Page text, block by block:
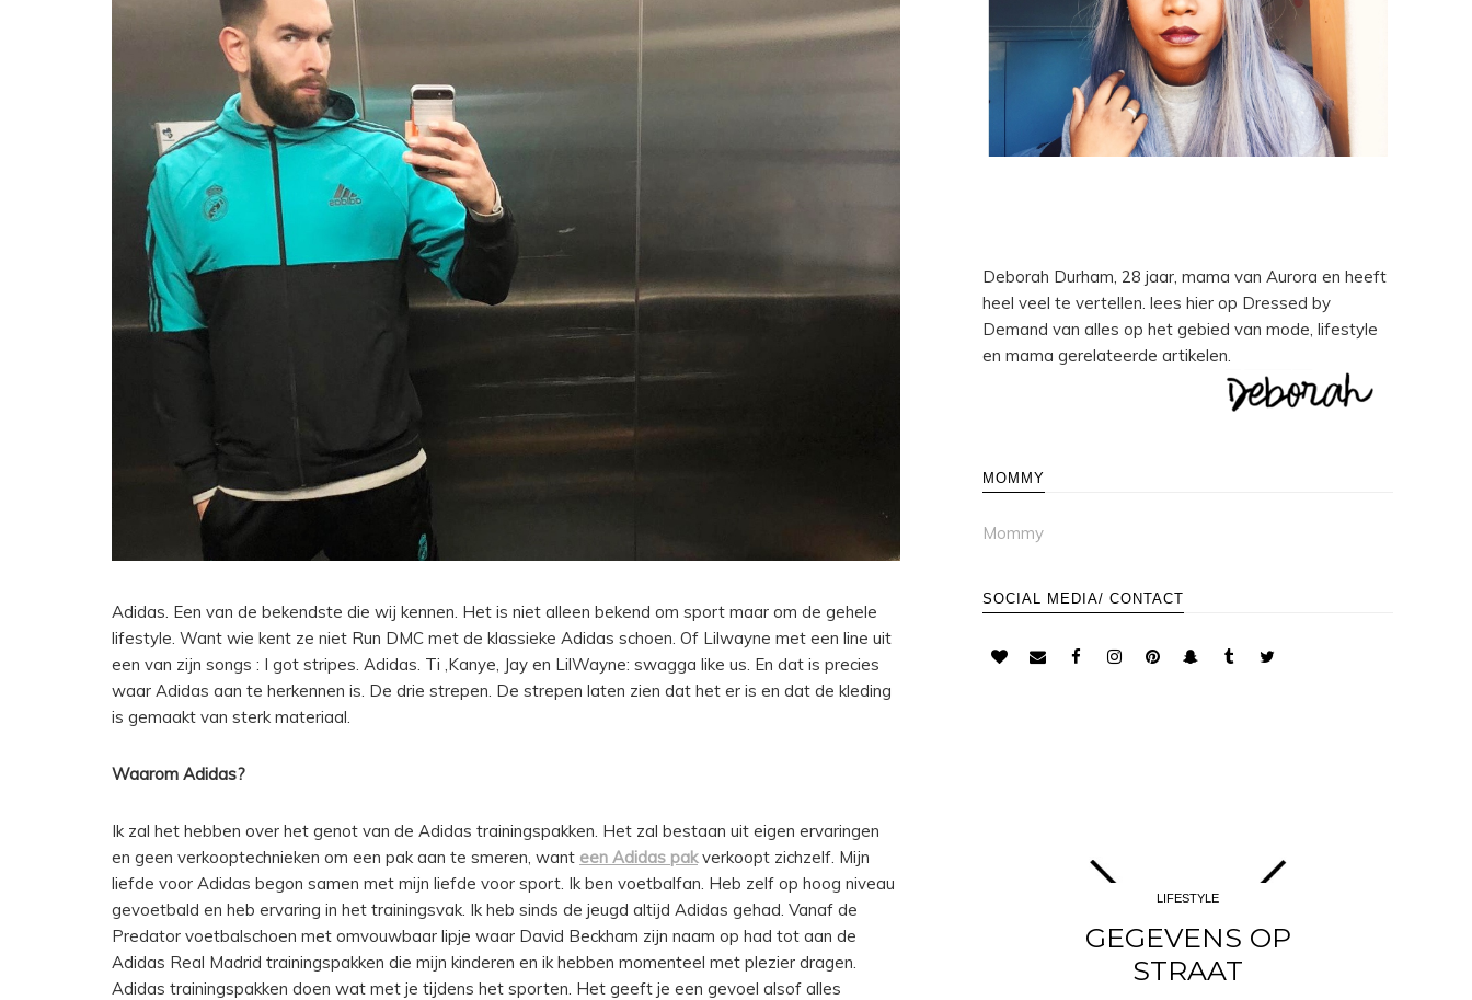
Adidas. Een van de bekendste die wij kennen. Het is niet alleen bekend om sport maar om de gehele
lifestyle. Want wie kent ze niet Run DMC met de klassieke Adidas schoen. Of Lilwayne met een line uit
een van zijn songs : I got stripes. Adidas. Ti ,Kanye, Jay en LilWayne: swagga like us. En dat is precies
waar Adidas aan te herkennen is. De drie strepen. De strepen laten zien dat het er is en dat de kleding
is gemaakt van sterk materiaal.
Waarom Adidas?
Ik zal het hebben over het genot van de Adidas trainingspakken. Het zal bestaan uit eigen ervaringen
en geen verkooptechnieken om een pak aan te smeren, want een Adidas pakverkoopt zichzelf. Mijn
liefde voor Adidas begon samen met mijn liefde voor sport. Ik ben voetbalfan. Heb zelf op hoog niveau
gevoetbald en heb ervaring in het trainingsvak. Ik heb sinds de jeugd altijd Adidas gehad. Vanaf de
Predator voetbalschoen met omvouwbaar lipje waar David Beckham zijn naam op had tot aan de
Adidas Real Madrid trainingspakken die mijn kinderen en ik hebben momenteel met plezier dragen.
Adidas trainingspakken doen wat met je tijdens het sporten. Het geeft je een gevoel alsof alles
Deborah Durham, 28 jaar, mama van Aurora en heeft
heel veel te vertellen. lees hier op Dressed by
Demand van alles op het gebied van mode, lifestyle
en mama gerelateerde artikelen.
MOMMY
Mommy
SOCIAL MEDIA/ CONTACT
LINGERIE, WEL OF
NIET?
GEEN ‘BLACK
FRIDAY’
LIFESTYLE
GEGEVENS OP
STRAAT